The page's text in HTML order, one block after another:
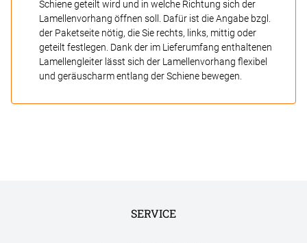
Schiene geteilt wird und in welche Richtung sich der
Lamellenvorhang öffnen soll. Dafür ist die Angabe bzgl.
der Paketseite nötig, die Sie rechts, links, mittig oder
geteilt festlegen. Dank der im Lieferumfang enthaltenen
Lamellengleiter lässt sich der Lamellenvorhang flexibel
und geräuscharm entlang der Schiene bewegen.
SERVICE